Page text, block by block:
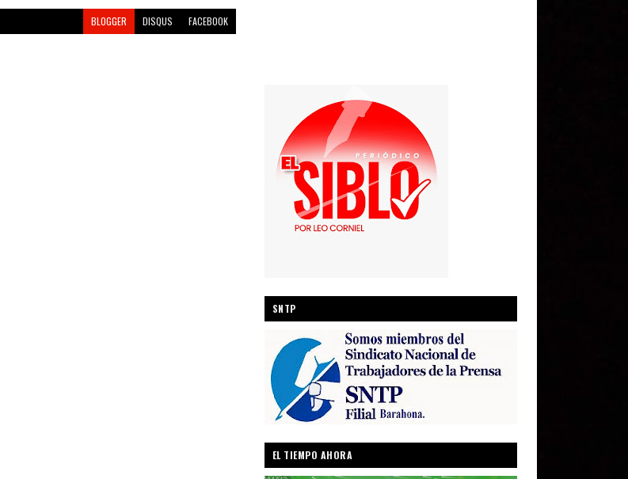
BLOGGER DISQUS FACEBOOK
SNTP
EL TIEMPO AHORA